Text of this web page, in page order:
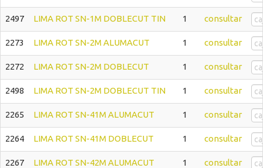
2497 LIMA ROT SN-1M DOBLECUT TIN 1 consultar
2273 LIMA ROT SN-2M ALUMACUT 1 consultar
2272 LIMA ROT SN-2M DOBLECUT 1 consultar
2498 LIMA ROT SN-2M DOBLECUT TIN 1 consultar
2265 LIMA ROT SN-41M ALUMACUT 1 consultar
2264 LIMA ROT SN-41M DOBLECUT 1 consultar
2267 LIMA ROT SN-42M ALUMACUT 1 consultar